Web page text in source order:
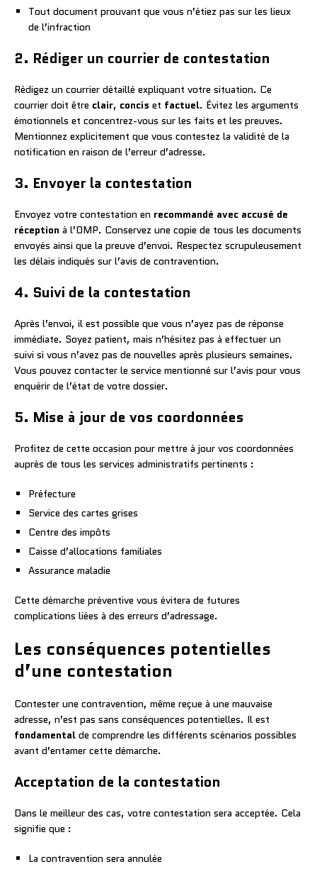
Tout document prouvant que vous n’étiez pas sur les lieux
de l’infraction
2. Rédiger un courrier de contestation
Rédigez un courrier détaillé expliquant votre situation. Ce
courrier doit être clair, concis et factuel. Évitez les arguments
émotionnels et concentrez-vous sur les faits et les preuves.
Mentionnez explicitement que vous contestez la validité de la
notification en raison de l’erreur d’adresse.
3. Envoyer la contestation
Envoyez votre contestation en recommandé avec accusé de
réception à l’OMP. Conservez une copie de tous les documents
envoyés ainsi que la preuve d’envoi. Respectez scrupuleusement
les délais indiqués sur l’avis de contravention.
4. Suivi de la contestation
Après l’envoi, il est possible que vous n’ayez pas de réponse
immédiate. Soyez patient, mais n’hésitez pas à effectuer un
suivi si vous n’avez pas de nouvelles après plusieurs semaines.
Vous pouvez contacter le service mentionné sur l’avis pour vous
enquérir de l’état de votre dossier.
5. Mise à jour de vos coordonnées
Profitez de cette occasion pour mettre à jour vos coordonnées
auprès de tous les services administratifs pertinents :
Préfecture
Service des cartes grises
Centre des impôts
Caisse d’allocations familiales
Assurance maladie
Cette démarche préventive vous évitera de futures
complications liées à des erreurs d’adressage.
Les conséquences potentielles
d’une contestation
Contester une contravention, même reçue à une mauvaise
adresse, n’est pas sans conséquences potentielles. Il est
fondamental de comprendre les différents scénarios possibles
avant d’entamer cette démarche.
Acceptation de la contestation
Dans le meilleur des cas, votre contestation sera acceptée. Cela
signifie que :
La contravention sera annulée